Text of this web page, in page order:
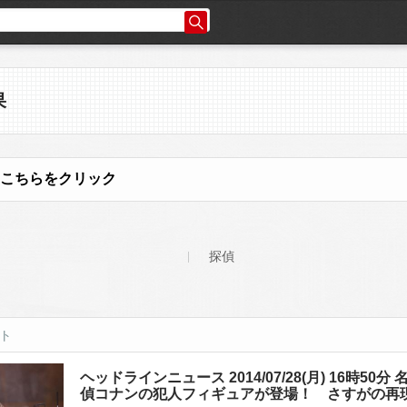
ちらをクリック
探偵
ヘッドラインニュース 2014/07/28(月) 16時50分
偵コナンの犯人フィギュアが登場！ さすがの再